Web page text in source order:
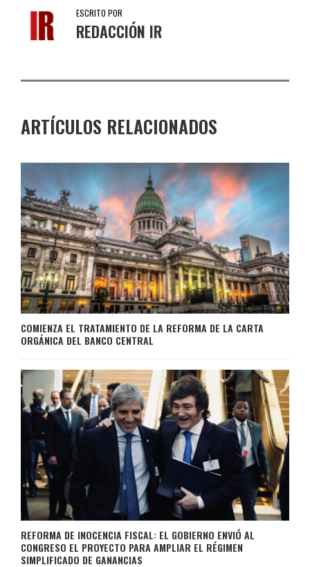
ESCRITO POR
REDACCIÓN IR
ARTÍCULOS RELACIONADOS
COMIENZA EL TRATAMIENTO DE LA REFORMA DE LA CARTA
ORGÁNICA DEL BANCO CENTRAL
REFORMA DE INOCENCIA FISCAL: EL GOBIERNO ENVIÓ AL
CONGRESO EL PROYECTO PARA AMPLIAR EL RÉGIMEN
SIMPLIFICADO DE GANANCIAS